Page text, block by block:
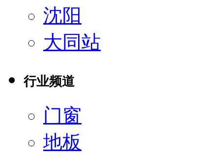
沈阳
大同站
行业频道
门窗
地板